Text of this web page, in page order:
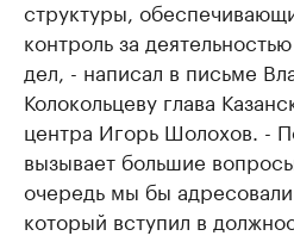
структуры,
контроль за
дел, - написал в письме
Колокольцеву глава
центра Игорь Шолохов. -
вызывает большие
очередь мы бы
который вступил в